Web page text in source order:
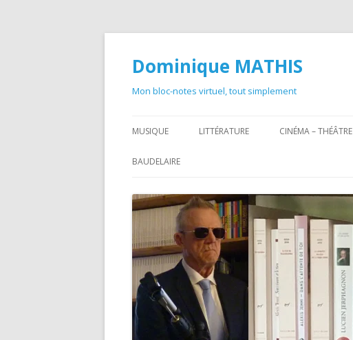
Dominique MATHIS
Mon bloc-notes virtuel, tout simplement
MUSIQUE LITTÉRATURE CINÉMA – THÉÂTRE
BAUDELAIRE